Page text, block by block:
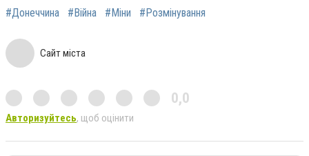
#Донеччина #Війна #Міни #Розмінування
Сайт міста
0,0
Авторизуйтесь, щоб оцінити